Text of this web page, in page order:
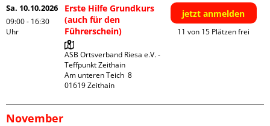
Sa. 10.10.2026
09:00 - 16:30
Uhr
Erste Hilfe Grundkurs
(auch für den
Führerschein)
ASB Ortsverband Riesa e.V. -
Teffpunkt Zeithain
Am unteren Teich  8
jetzt anmelden
11 von 15 Plätzen frei
November